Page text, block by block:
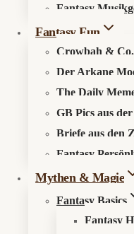
Fantasy
Fantasy Fun
Crowbah &
Der Arkane
The Daily
GB Pics aus
Briefe aus den
Fantasy
Mythen & Magie
Fantasy Basics
Fantasy
Unsere fantastischen
Recht &
Sonst noch